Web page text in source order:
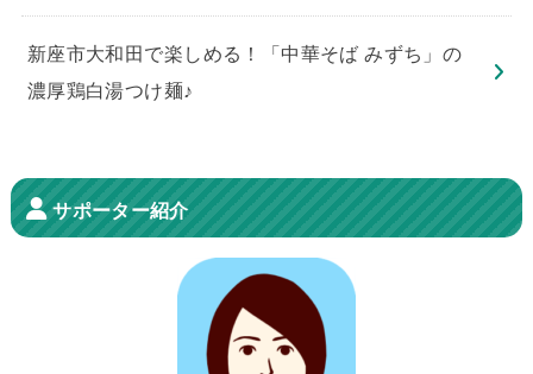
新座市大和田で楽しめる！「中華そば みずち」の
濃厚鶏白湯つけ麺♪
サポーター紹介